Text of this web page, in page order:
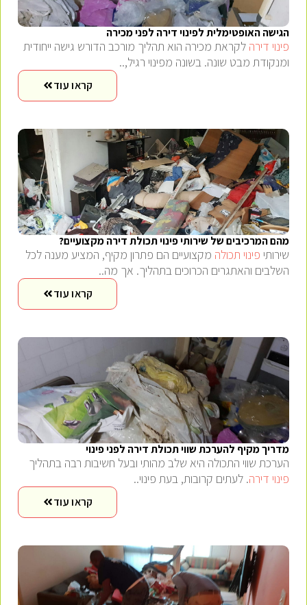
הגישה האופטימלית לפינוי דירה לפני מכירה
פינוי דירה לקראת מכירה הוא תהליך מורכב הדורש גישה ייחודית
ומנקודת מבט שונה. בשונה מפינוי רגיל,..
קראו עוד
מהם המרכיבים של שירותי פינוי תכולת דירה מקצועיים?
שירותי פינוי תכולה מקצועיים הם פתרון מקיף, המציע מענה לכל
השלבים והאתגרים הכרוכים בתהליך. אך מה..
קראו עוד
מדריך מקיף להערכת שווי תכולת דירה לפני פינוי
הערכת שווי התכולה היא שלב מהותי ובעל חשיבות רבה בתהליך
פינוי דירה. לעתים קרובות, בעת פינוי..
קראו עוד